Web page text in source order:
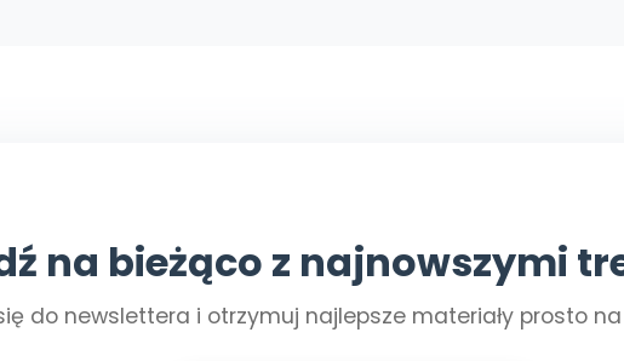
na bieżąco z najnowszymi
do newslettera i otrzymuj najlepsze materiały prosto